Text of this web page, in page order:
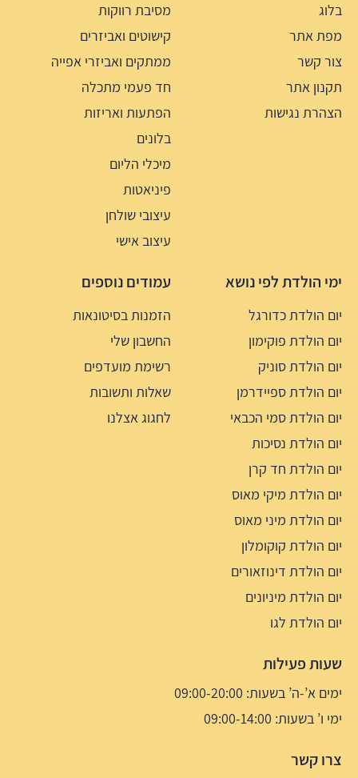
בלוג
מפת אתר
צור קשר
תקנון אתר
הצהרת נגישות
מסיבת רווקות
קישוטים ואביזרים
ממתקים ואביזרי אפייה
חד פעמי מתכלה
הפתעות ואריזות
בלונים
מיכלי הליום
פיניאטות
עיצובי שולחן
עיצוב אישי
ימי הולדת לפי נושא
יום הולדת כדורגל
יום הולדת פוקימון
יום הולדת סוניק
יום הולדת ספיידרמן
יום הולדת סמי הכבאי
יום הולדת נסיכות
יום הולדת חד קרן
יום הולדת מיקי מאוס
יום הולדת מיני מאוס
יום הולדת קוקומלון
יום הולדת דינוזאורים
יום הולדת מיניונים
יום הולדת לגו
עמודים נוספים
הזמנות בסיטונאות
החשבון שלי
רשימת מועדפים
שאלות ותשובות
לחגוג אצלנו
שעות פעילות
ימים א’-ה’ בשעות: 09:00-20:00
ימי ו’ בשעות: 09:00-14:00
צרו קשר